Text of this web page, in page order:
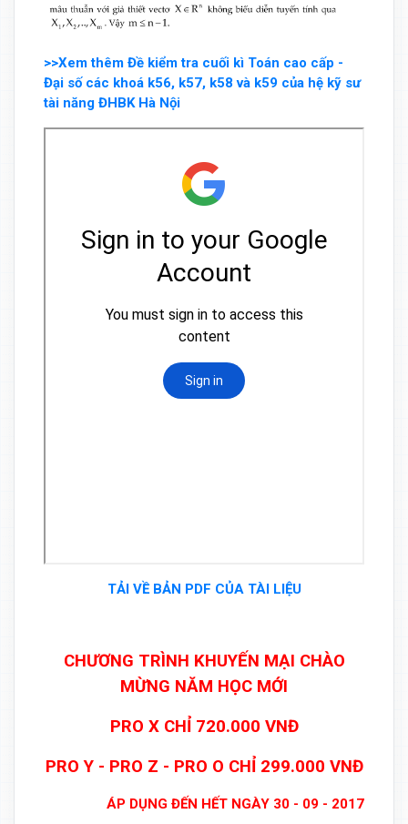
>>Xem thêm Đề kiểm tra cuối kì Toán cao cấp -
Đại số các khoá k56, k57, k58 và k59 của hệ kỹ sư
tài năng ĐHBK Hà Nội
TẢI VỀ BẢN PDF CỦA TÀI LIỆU
CHƯƠNG TRÌNH KHUYẾN MẠI CHÀO
MỪNG NĂM HỌC MỚI
PRO X CHỈ 720.000 VNĐ
PRO Y - PRO Z - PRO O CHỈ 299.000 VNĐ
ÁP DỤNG ĐẾN HẾT NGÀY 30 - 09 - 2017